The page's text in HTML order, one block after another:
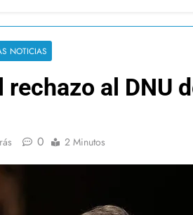
NOTICIAS
al DNU
0 2 Minutos